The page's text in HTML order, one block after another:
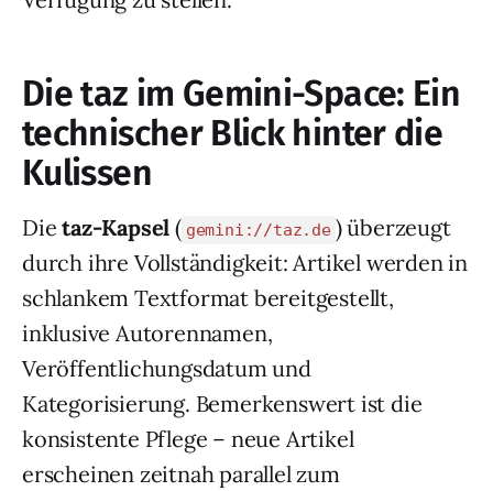
Die taz im Gemini-Space: Ein
technischer Blick hinter die
Kulissen
Dietaz-Kapsel ( gemini://taz.de ) überzeugt
durch ihre Vollständigkeit: Artikel werden in
schlankem Textformat bereitgestellt,
inklusive Autorennamen,
Veröffentlichungsdatum und
Kategorisierung. Bemerkenswert ist die
konsistente Pflege – neue Artikel
erscheinen zeitnah parallel zum